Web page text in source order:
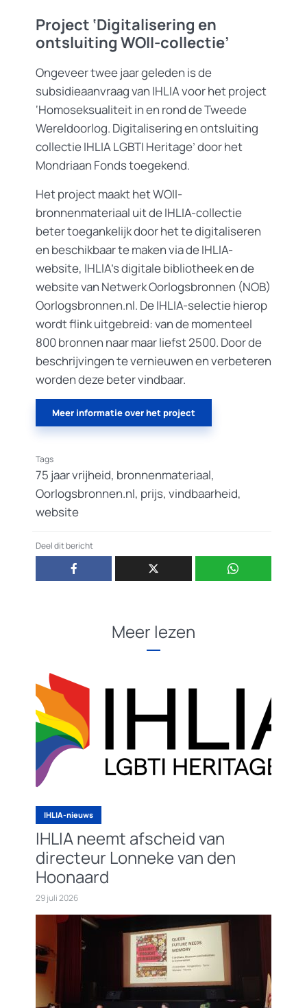
Project ‘Digitalisering en
ontsluiting WOII-collectie’
Ongeveer twee jaar geleden is de
subsidieaanvraag van IHLIA voor het project
‘Homoseksualiteit in en rond de Tweede
Wereldoorlog. Digitalisering en ontsluiting
collectie IHLIA LGBTI Heritage’ door het
Mondriaan Fonds toegekend.
Het project maakt het WOII-
bronnenmateriaal uit de IHLIA-collectie
beter toegankelijk door het te digitaliseren
en beschikbaar te maken via de IHLIA-
website, IHLIA’s digitale bibliotheek en de
website van Netwerk Oorlogsbronnen (NOB)
Oorlogsbronnen.nl. De IHLIA-selectie hierop
wordt flink uitgebreid: van de momenteel
800 bronnen naar maar liefst 2500. Door de
beschrijvingen te vernieuwen en verbeteren
worden deze beter vindbaar.
Meer informatie over het project
Tags
75 jaar vrijheid, bronnenmateriaal,
Oorlogsbronnen.nl, prijs, vindbaarheid,
website
Deel dit bericht
Meer lezen
IHLIA-nieuws
IHLIA neemt afscheid van
directeur Lonneke van den
Hoonaard
29 juli 2026